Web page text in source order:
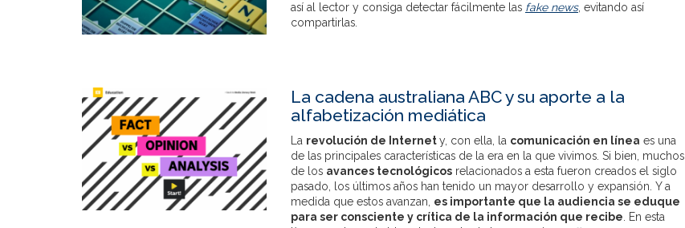
así al lector y consiga detectar fácilmente las fake news, evitando así
compartirlas.
La cadena australiana ABC y su aporte a la
alfabetización mediática
La revolución de Internety, con ella, la comunicación en línea es una
de las principales características de la era en la que vivimos. Si bien, muchos
de los avances tecnológicosrelacionados a esta fueron creados el siglo
pasado, los últimos años han tenido un mayor desarrollo y expansión. Y a
medida que estos avanzan, es importante que la audiencia se eduque
para ser consciente y crítica de la información que recibe. En esta